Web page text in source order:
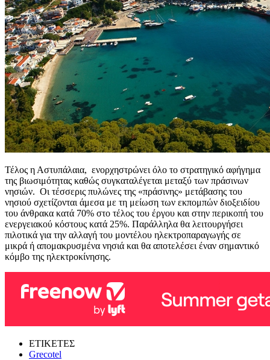
Τέλος η Αστυπάλαια, ενορχηστρώνει όλο το στρατηγικό αφήγημα
της βιωσιμότητας καθώς συγκαταλέγεται μεταξύ των πράσινων
νησιών. Οι τέσσερις πυλώνες της «πράσινης» μετάβασης του
νησιού σχετίζονται άμεσα με τη μείωση των εκπομπών διοξειδίου
του άνθρακα κατά 70% στο τέλος του έργου και στην περικοπή του
ενεργειακού κόστους κατά 25%. Παράλληλα θα λειτουργήσει
πιλοτικά για την αλλαγή του μοντέλου ηλεκτροπαραγωγής σε
μικρά ή απομακρυσμένα νησιά και θα αποτελέσει έναν σημαντικό
κόμβο της ηλεκτροκίνησης.
ΕΤΙΚΕΤΕΣ
Grecotel